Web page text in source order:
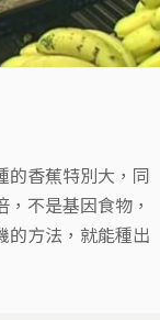
的香蕉特別大，同
不是基因食物，
的方法，就能種出
蕉園像荒地，這